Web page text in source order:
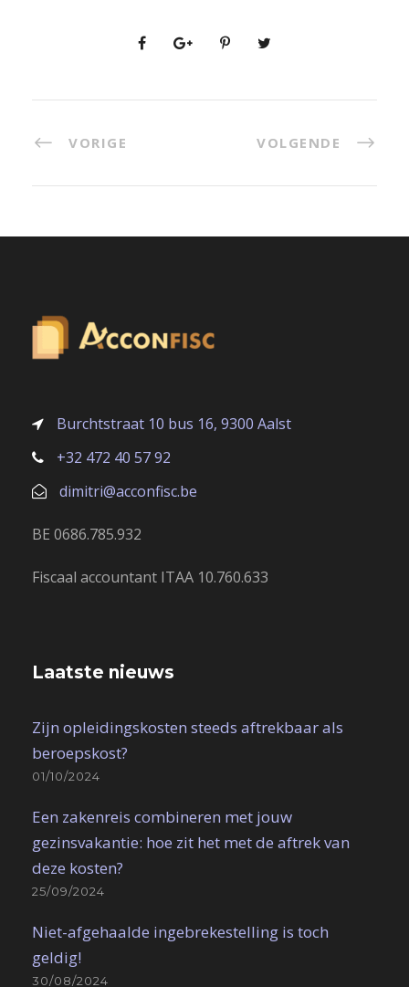
VORIGE VOLGENDE
Burchtstraat 10 bus 16, 9300 Aalst
+32 472 40 57 92
dimitri@acconfisc.be
BE 0686.785.932
Fiscaal accountant ITAA 10.760.633
Laatste nieuws
Zijn opleidingskosten steeds aftrekbaar als
beroepskost?
01/10/2024
Een zakenreis combineren met jouw
gezinsvakantie: hoe zit het met de aftrek van
deze kosten?
25/09/2024
Niet-afgehaalde ingebrekestelling is toch
geldig!
30/08/2024